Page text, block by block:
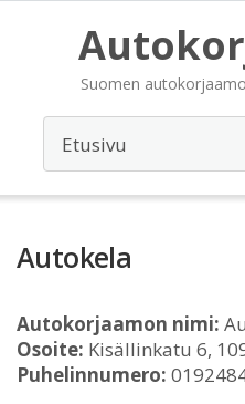
Suomen
Autokela
Autokorjaamon nimi:
Osoite: Kisällinkatu 6,
Puhelinnumero: